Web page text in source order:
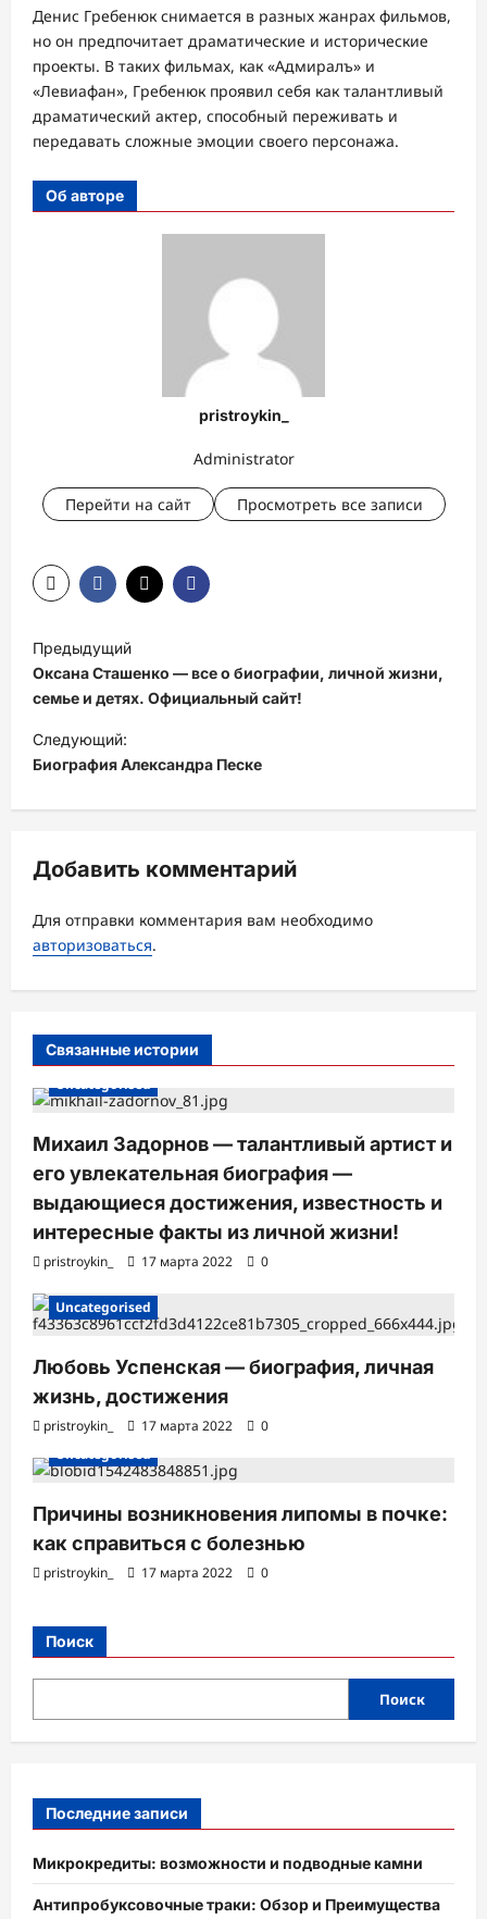
Денис Гребенюк снимается в разных жанрах фильмов,
но он предпочитает драматические и исторические
проекты. В таких фильмах, как «Адмиралъ» и
«Левиафан», Гребенюк проявил себя как талантливый
драматический актер, способный переживать и
передавать сложные эмоции своего персонажа.
Об авторе
pristroykin_
Administrator
Перейти на сайт Просмотреть все записи
Н
а
в
и
г
а
и
з
и
с
и
Предыдущий
Оксана Сташенко — все о биографии, личной жизни,
семье и детях. Официальный сайт!
Следующий:
Биография Александра Песке
Добавить комментарий
Для отправки комментария вам необходимо
авторизоваться.
Связанные истории
Uncategorised
Михаил Задорнов — талантливый артист и
его увлекательная биография —
выдающиеся достижения, известность и
интересные факты из личной жизни!
pristroykin_ 17 марта 2022 0
Uncategorised
Любовь Успенская — биография, личная
жизнь, достижения
pristroykin_ 17 марта 2022
0
Uncategorised
Причины возникновения липомы в почке:
как справиться с болезнью
pristroykin_ 17 марта 2022 0
Поиск
Поиск
Последние записи
Микрокредиты: возможности и подводные камни
Антипробуксовочные траки: Обзор и Преимущества